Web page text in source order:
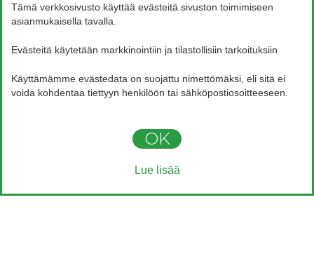
Tämä verkkosivusto käyttää evästeitä sivuston toimimiseen
asianmukaisella tavalla.
Evästeitä käytetään markkinointiin ja tilastollisiin tarkoituksiin
Käyttämämme evästedata on suojattu nimettömäksi, eli sitä ei
voida kohdentaa tiettyyn henkilöön tai sähköpostiosoitteeseen.
OK
Lue lisää
×
Voit laittaa meille kysymyksiä